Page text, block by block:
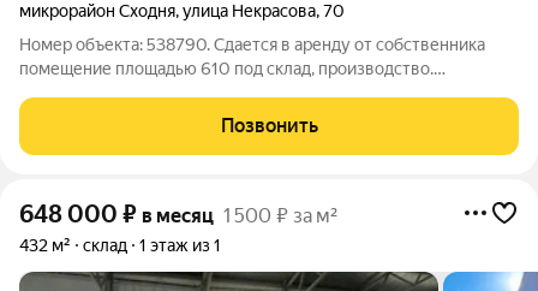
микрорайон Сходня,улица Некрасова,70
Номер объекта: 538790. Сдается в аренду от собственника
помещение площадью 610 под склад, производство.
под видео наблюдением. Назначение помещения: склад,
производство. Коммуникации:
Позвонить
648 000 ₽ в месяц 1 500 ₽ за м²
432 м² склад 1 этаж из 1